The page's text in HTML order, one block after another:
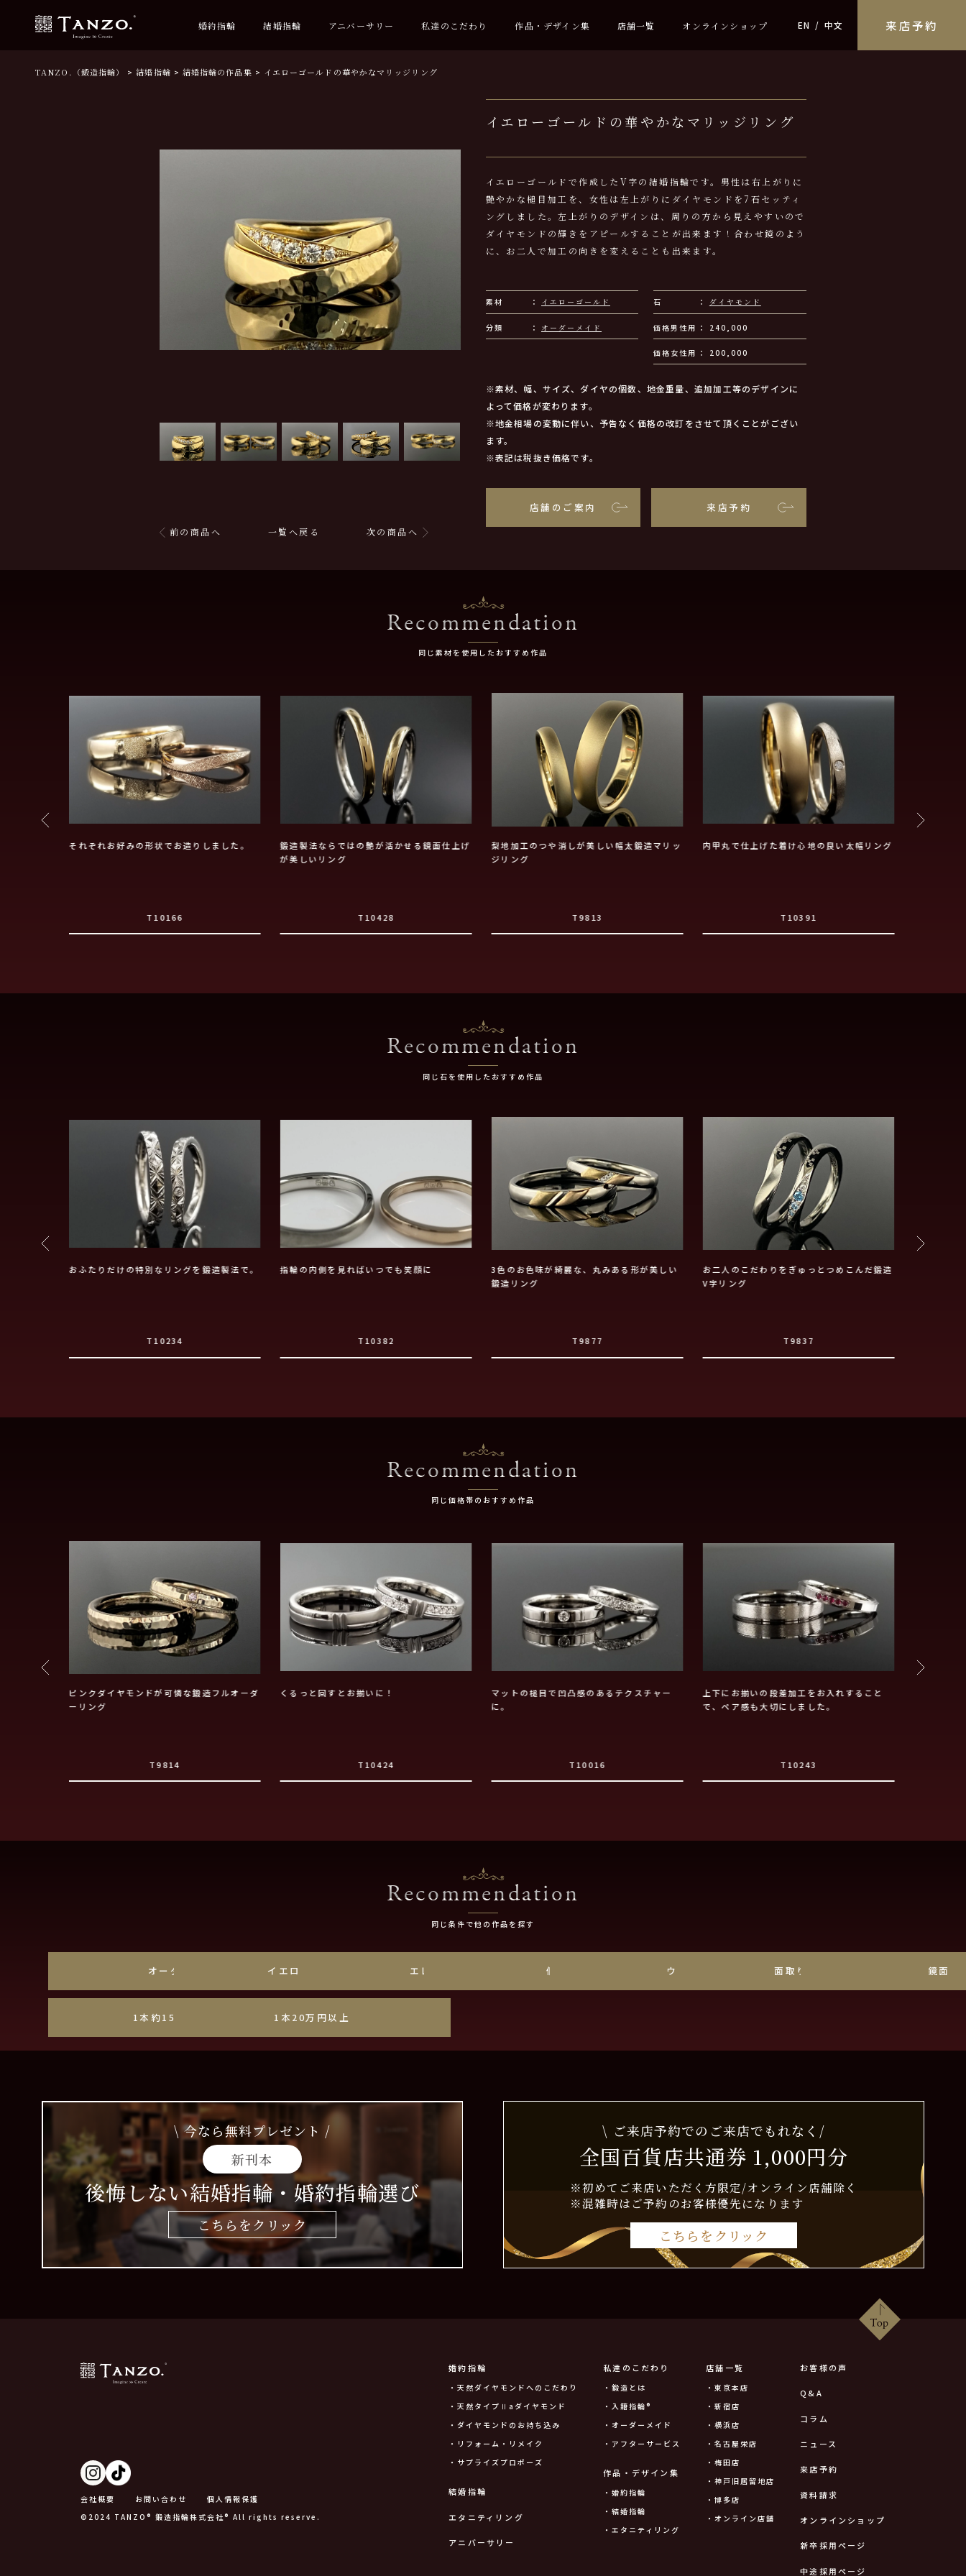
来店予約
婚約指輪 結婚指輪 アニバーサリー 私達のこだわり 作品・デザイン集 店舗一覧 オンラインショップ EN 中文
TANZO.（鍛造指輪） 結婚指輪 結婚指輪の作品集 イエローゴールドの華やかなマリッジリング
イエローゴールドの華やかなマリッジリング
イエローゴールドで作成したV字の結婚指輪です。男性は右上がりに
艶やかな槌目加工を、女性は左上がりにダイヤモンドを7石セッティ
ングしました。左上がりのデザインは、周りの方から見えやすいので
ダイヤモンドの輝きをアピールすることが出来ます！合わせ鏡のよう
に、お二人で加工の向きを変えることも出来ます。
素材 イエローゴールド 石 ダイヤモンド
分類 オーダーメイド 価格男性用 240,000
価格女性用 200,000
※素材、幅、サイズ、ダイヤの個数、地金重量、追加加工等のデザインに
よって価格が変わります。
※地金相場の変動に伴い、予告なく価格の改訂をさせて頂くことがござい
ます。
※表記は税抜き価格です。
店舗のご案内 来店予約
前の商品へ 一覧へ戻る 次の商品へ
Recommendation
同じ素材を使用したおすすめ作品
それぞれお好みの形状でお造りしました。
T10166
鍛造製法ならではの艶が活かせる鏡面仕上げ
が美しいリング
T10428
梨地加工のつや消しが美しい幅太鍛造マリッ
ジリング
T9813
内甲丸で仕上げた着け心地の良い太幅リング
T10391
Recommendation
同じ石を使用したおすすめ作品
おふたりだけの特別なリングを鍛造製法で。
T10234
指輪の内側を見ればいつでも笑顔に
T10382
3色のお色味が綺麗な、丸みある形が美しい
鍛造リング
T9877
お二人のこだわりをぎゅっとつめこんだ鍛造
V字リング
T9837
Recommendation
同じ価格帯のおすすめ作品
ピンクダイヤモンドが可憐な鍛造フルオーダ
ーリング
T9814
くるっと回すとお揃いに！
T10424
マットの槌目で凹凸感のあるテクスチャー
に。
T10016
上下にお揃いの段差加工をお入れすること
で、ペア感も大切にしました。
T10243
Recommendation
同じ条件で他の作品を探す
オーダーメイド イエローゴールド エレガント 個性派 ウェーブ 面取り・えぐり 鏡面
1本約15万円~20万円 1本20万円以上
\ 今なら無料プレゼント /
新刊本
後悔しない結婚指輪・婚約指輪選び
こちらをクリック
\ ご来店予約でのご来店でもれなく/
全国百貨店共通券 1,000円分
※初めてご来店いただく方限定/オンライン店舗除く
※混雑時はご予約のお客様優先になります
こちらをクリック
会社概要 お問い合わせ
個人情報保護
©2024 TANZO® 鍛造指輪株式会社® All rights reserve.
婚約指輪
・天然ダイヤモンドへのこだわり
・天然タイプⅡaダイヤモンド
・ダイヤモンドのお持ち込み
・リフォーム・リメイク
・サプライズプロポーズ
結婚指輪
エタニティリング
アニバーサリー
私達のこだわり
・鍛造とは
・入籍指輪®
・オーダーメイド
・アフターサービス
作品・デザイン集
・婚約指輪
・結婚指輪
・エタニティリング
店舗一覧
・東京本店
・新宿店
・横浜店
・名古屋栄店
・梅田店
・神戸旧居留地店
・博多店
・オンライン店舗
お客様の声
Q&A
コラム
ニュース
来店予約
資料請求
オンラインショップ
新卒採用ページ
中途採用ページ